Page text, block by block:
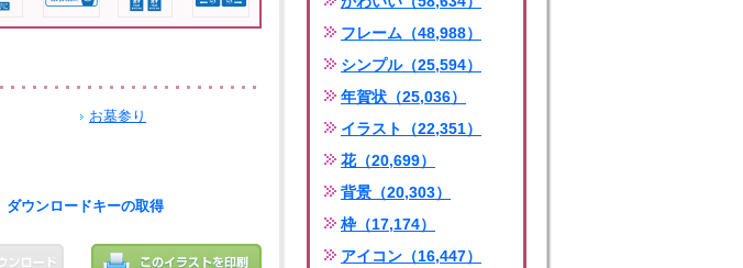
お墓参り
ダウンロードキーの取得
フレーム（48,988）
シンプル（25,594）
年賀状（25,036）
イラスト（22,351）
花（20,699）
背景（20,303）
枠（17,174）
アイコン（16,447）